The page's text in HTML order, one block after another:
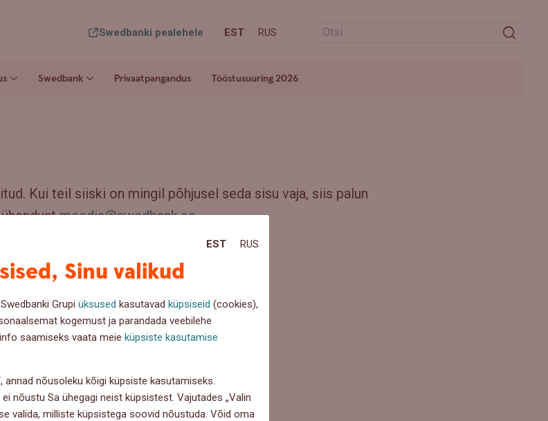
EST RUS
Sinu valikud
Grupiüksused kasutavadküpsiseid (cookies),
kogemust ja parandada veebilehe
saamiseks vaata meieküpsiste kasutamise
annad nõusoleku kõigi küpsiste kasutamiseks.
ei nõustu Sa ühegagi neist küpsistest. Vajutades „Valin
valida, milliste küpsistega soovid nõustuda. Võid oma
Swedbanki pealehele EST RUS
Swedbank Privaatpangandus Tööstusuuring 2026
Kui teil siiski on mingil põhjusel seda sisu vaja, siis palun
meedia@swedbank.ee